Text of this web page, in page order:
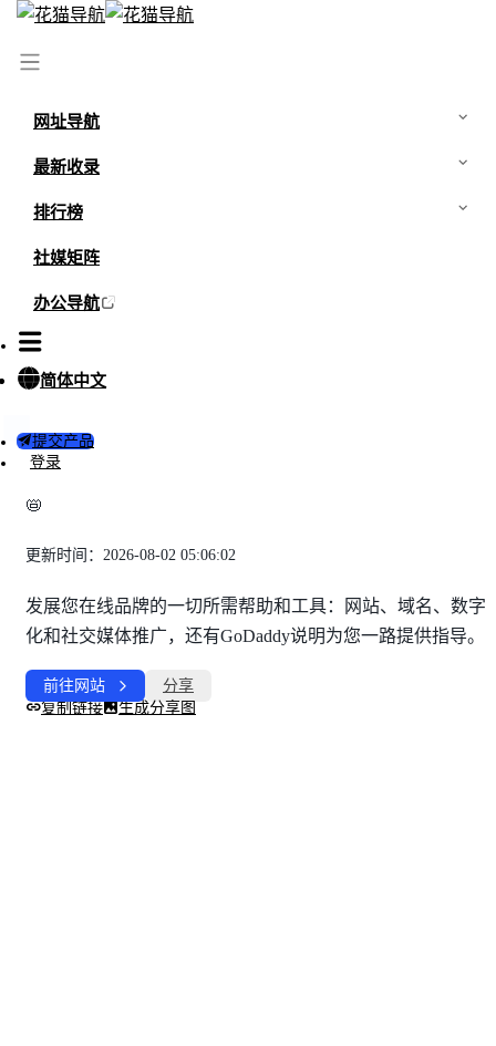
网址导航
最新收录
排行榜
社媒矩阵
办公导航
简体中文
提交产品
登录
GoDaddy
📛
更新时间：2026-08-02 05:06:02
发展您在线品牌的一切所需帮助和工具：网站、域名、数字
化和社交媒体推广，还有GoDaddy说明为您一路提供指导。
前往网站
分享
复制链接
生成分享图